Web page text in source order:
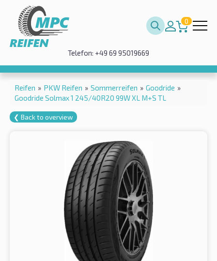
0
Telefon: +49 69 95019669
Reifen » PKW Reifen » Sommerreifen » Goodride »
Goodride Solmax 1 245/40R20 99W XL M+S TL
❮ Back to overview